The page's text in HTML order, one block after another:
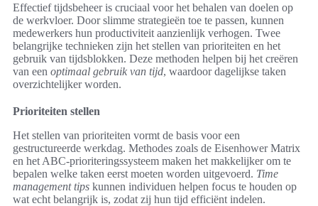
Effectief tijdsbeheer is cruciaal voor het behalen van doelen op
de werkvloer. Door slimme strategieën toe te passen, kunnen
medewerkers hun productiviteit aanzienlijk verhogen. Twee
belangrijke technieken zijn het stellen van prioriteiten en het
gebruik van tijdsblokken. Deze methoden helpen bij het creëren
van een optimaal gebruik van tijd, waardoor dagelijkse taken
overzichtelijker worden.
Prioriteiten stellen
Het stellen van prioriteiten vormt de basis voor een
gestructureerde werkdag. Methodes zoals de Eisenhower Matrix
en het ABC-prioriteringssysteem maken het makkelijker om te
bepalen welke taken eerst moeten worden uitgevoerd. Time
management tips kunnen individuen helpen focus te houden op
wat echt belangrijk is, zodat zij hun tijd efficiënt indelen.